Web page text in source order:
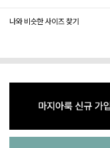
나와 비슷한 사이즈 찾기